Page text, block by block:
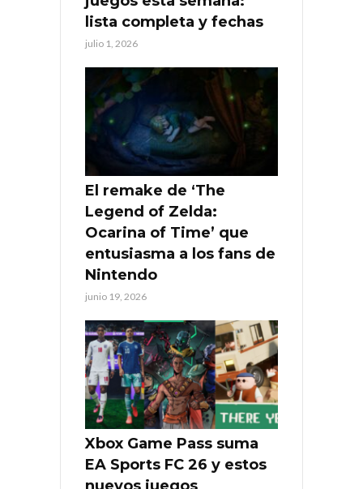
lista completa y fechas
julio 1, 2026
El remake de ‘The
Legend of Zelda:
Ocarina of Time’ que
entusiasma a los fans de
Nintendo
junio 19, 2026
Xbox Game Pass suma
EA Sports FC 26 y estos
nuevos juegos